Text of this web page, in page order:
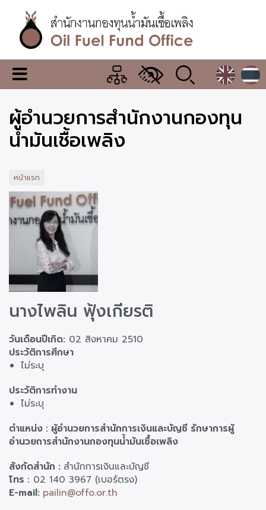
เนื้อหา
หลักสำนักงาน
กองทุน
น้ำมัน
เชื้อ
เมนู
เปลี่ยน
แสดง
ผล
ผู้อำนวยการสำนักงานกองทุน
น้ำมันเชื้อเพลิง
หน้าแรก
นางไพลิน ฟุ้งเกียรติ
วันเดือนปีเกิด: 02 สิงหาคม 2510
ประวัติการศีกษา
ไม่ระบุ
ประวัติการทำงาน
ไม่ระบุ
ตำแหน่ง : ผู้อำนวยการสำนักการเงินและบัญชี รักษาการผู้
อำนวยการสำนักงานกองทุนน้ำมันเชื้อเพลิง
สังกัดสำนัก : สำนักการเงินและบัญชี
โทร : 02 140 3967 (เบอร์ตรง)
E-mail: pailin@offo.or.th